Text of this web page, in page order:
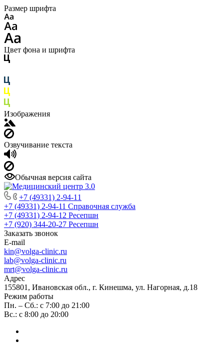
Размер шрифта
Цвет фона и шрифта
Изображения
Озвучивание текста
Обычная версия сайта
+7 (49331) 2-94-11
+7 (49331) 2-94-11 Справочная служба
+7 (49331) 2-94-12 Ресепшн
+7 (920) 344-20-27 Ресепшн
Заказать звонок
E-mail
kin@volga-clinic.ru
lab@volga-clinic.ru
mrt@volga-clinic.ru
Адрес
155801, Ивановская обл., г. Кинешма, ул. Нагорная, д.18
Режим работы
Пн. – Сб.: с 7:00 до 21:00
Вс.: с 8:00 до 20:00